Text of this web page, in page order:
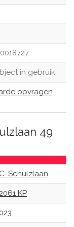
in gebruik
opvragen
49
C. Schulzlaan
2061 KP
023